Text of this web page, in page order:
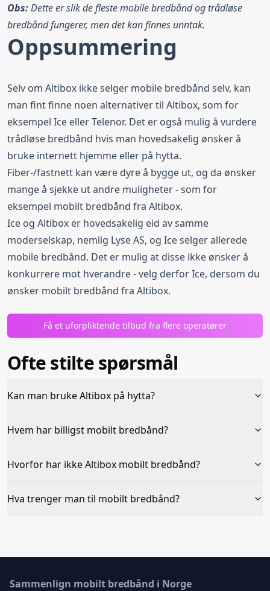
Obs:Dette er slik de fleste mobile bredbånd og trådløse
bredbånd fungerer, men det kan finnes unntak.
Oppsummering
Selv om Altibox ikke selger mobile bredbånd selv, kan
man fint finne noen alternativer til Altibox, som for
eksempel Ice eller Telenor. Det er også mulig å vurdere
trådløse bredbånd hvis man hovedsakelig ønsker å
bruke internett hjemme eller på hytta.
Fiber-/fastnett kan være dyre å bygge ut, og da ønsker
mange å sjekke ut andre muligheter - som for
eksempel mobilt bredbånd fra Altibox.
Ice og Altibox er hovedsakelig eid av samme
moderselskap, nemlig Lyse AS, og Ice selger allerede
mobile bredbånd. Det er mulig at disse ikke ønsker å
konkurrere mot hverandre - velg derfor Ice, dersom du
ønsker mobilt bredbånd fra Altibox.
Få et uforpliktende tilbud fra flere operatører
Ofte stilte spørsmål
Kan man bruke Altibox på hytta?
Hvem har billigst mobilt bredbånd?
Hvorfor har ikke Altibox mobilt bredbånd?
Hva trenger man til mobilt bredbånd?
Sammenlign mobilt bredbånd i Norge